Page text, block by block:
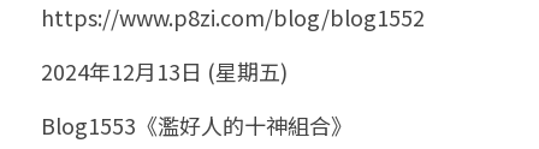
https://www.p8zi.com/blog/blog1552
2024年12月13日 (星期五)
Blog1553《濫好人的十神組合》